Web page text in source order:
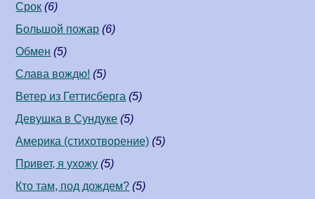
Срок (6)
Большой пожар (6)
Обмен (5)
Слава вождю! (5)
Ветер из Геттисберга (5)
Девушка в Сундуке (5)
Америка (стихотворение) (5)
Привет, я ухожу (5)
Кто там, под дождем? (5)